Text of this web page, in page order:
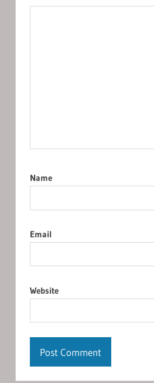
Name
Email
Website